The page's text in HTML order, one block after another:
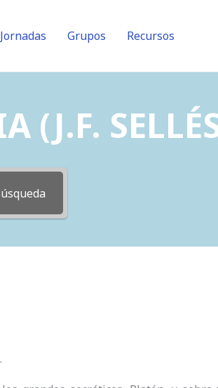
Jornadas Grupos Recursos
(J.F.